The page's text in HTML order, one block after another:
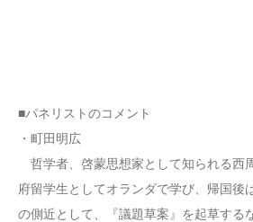
■パネリストのコメント
・町田明広
哲学者、啓蒙思想家として知られる西
府留学生としてオランダで学び、帰国後
の側近として、『議題草案』を起草する